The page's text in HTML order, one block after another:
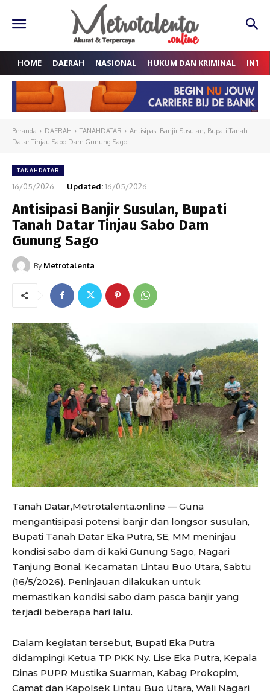
HOME DAERAH NASIONAL HUKUM DAN KRIMINAL
Beranda DAERAH TANAHDATAR
Antisipasi Banjir Susulan, Bupati Tanah
Datar Tinjau Sabo Dam Gunung Sago
TANAHDATAR
16/05/2026 Updated:16/05/2026
Antisipasi Banjir Susulan, Bupati
Tanah Datar Tinjau Sabo Dam
Gunung Sago
By Metrotalenta
Tanah Datar,Metrotalenta.online — Guna
mengantisipasi potensi banjir dan longsor susulan,
Bupati Tanah Datar Eka Putra, SE, MM meninjau
kondisi sabo dam di kaki Gunung Sago, Nagari
Tanjung Bonai, Kecamatan Lintau Buo Utara, Sabtu
(16/5/2026). Peninjauan dilakukan untuk
memastikan kondisi sabo dam pasca banjir yang
terjadi beberapa hari lalu.
Dalam kegiatan tersebut, Bupati Eka Putra
didampingi Ketua TP PKK Ny. Lise Eka Putra, Kepala
Dinas PUPR Mustika Suarman, Kabag Prokopim,
Camat dan Kapolsek Lintau Buo Utara, Wali Nagari